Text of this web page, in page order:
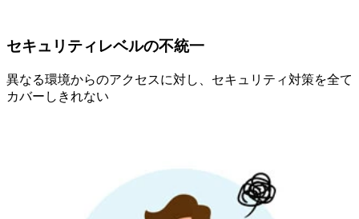
セキュリティレベルの不統一
異なる環境からのアクセスに対し、セキュリティ対策を全て
カバーしきれない